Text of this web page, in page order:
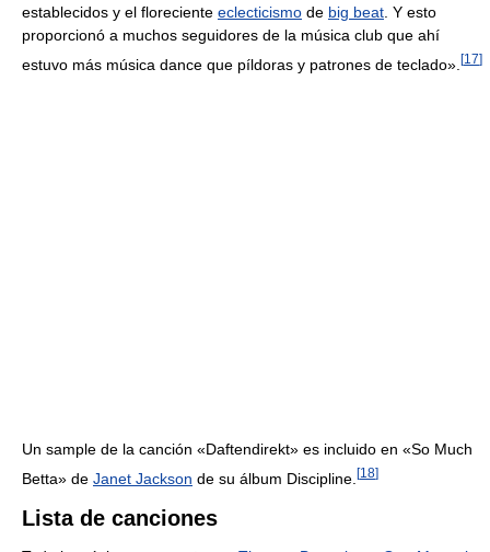
establecidos y el floreciente eclecticismo de big beat. Y esto
proporcionó a muchos seguidores de la música club que ahí
estuvo más música dance que píldoras y patrones de teclado». [17]
Un sample de la canción «Daftendirekt» es incluido en «So Much
Betta» de Janet Jackson de su álbum Discipline. [18]
Lista de canciones